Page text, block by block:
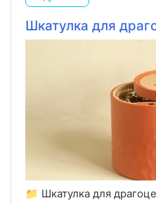
Шкатулка для
📁 Шкатулка для